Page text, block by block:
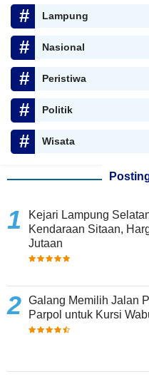
Lampung
Nasional
Peristiwa
Politik
Wisata
Kejari Lampung
Kendaraan Sitaan,
Jutaan
Galang Memilih Jalan
Parpol untuk Kursi